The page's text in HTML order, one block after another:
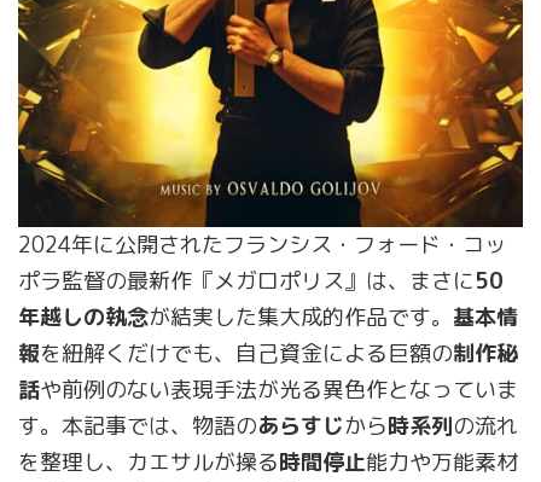
2024年に公開されたフランシス・フォード・コッ
ポラ監督の最新作『メガロポリス』は、まさに50
年越しの執念が結実した集大成的作品です。 基本情
報を紐解くだけでも、自己資金による巨額の制作秘
話や前例のない表現手法が光る異色作となっていま
す。本記事では、物語のあらすじから時系列の流れ
を整理し、カエサルが操る時間停止能力や万能素材